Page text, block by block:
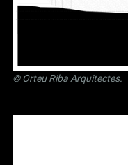
©Orteu Riba Arquitectes.